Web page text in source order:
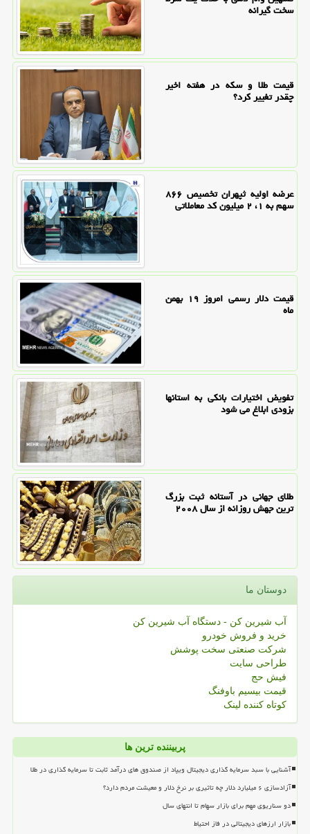
سخت گیرانه
قیمت طلا و سکه در هفته اخیر
چقدر تغییر کرد؟
عرضه اولیه ثپهران تخصیص ۸۶۶
سهم به ۱، ۲ میلیون کد معاملاتی
قیمت دلار رسمی امروز ۱۹ بهمن
ماه
تفویض اختیارات بانکی به استانها
بزودی ابلاغ می شود
طلای جهانی در آستانه ثبت بزرگ
ترین جهش روزانه از سال ۲۰۰۸
دوستان ما
آب شیرین کن - دستگاه آب شیرین کن
خرید و فروش خودرو
شرکت صنعتی سخت پوشش
طراحی سایت
فیش حج
قیمت بیسیم باوفنگ
کوتاه کننده لینک
پربیننده ترین ها
آشنایی با سبد سرمایه گذاری دیجیتال ویپاد از صندوق های درآمد ثابت تا سرمایه گذاری در طلا
آزادسازی ۶ میلیارد دلار چه تاثیری بر نرخ دلار و معیشت مردم دارد؟
دو سناریوی مهم برای بازار سهام تا انتهای سال
بازار ارزهای دیجیتالی در فاز احتیاط